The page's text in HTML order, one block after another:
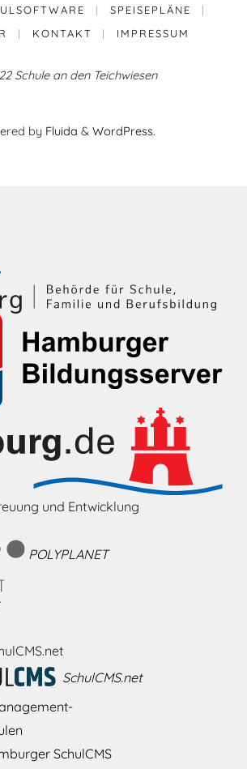
| SPEISEPLÄNE
|
| KONTAKT | IMPRESSUM
Schule an den Teichwiesen
byFluida & WordPress.
und Entwicklung
POLYPLANET
SchulCMS.net
SchulCMS